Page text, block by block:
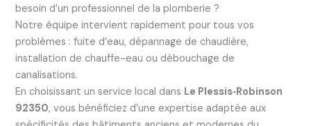
besoin d’un professionnel de la plomberie ?
Notre équipe intervient rapidement pour tous vos
problèmes : fuite d’eau, dépannage de chaudière,
installation de chauffe-eau ou débouchage de
canalisations.
En choisissant un service local dans Le Plessis‑Robinson
92350, vous bénéficiez d’une expertise adaptée aux